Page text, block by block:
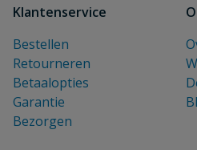
Klantenservice
Bestellen
Retourneren
Betaalopties
Garantie
Bezorgen